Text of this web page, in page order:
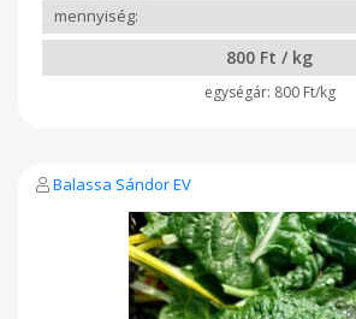
800 Ft / kg
800 Ft/kg
Balassa Sándor EV